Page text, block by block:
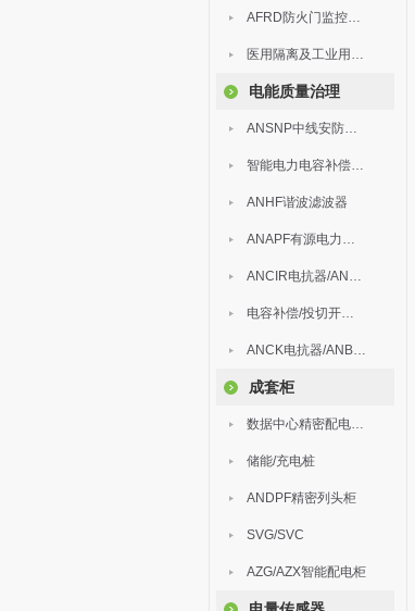
AFRD防火门监控系统
医用隔离及工业用电绝缘检测
电能质量治理
ANSNP中线安防保护器
智能电力电容补偿装置
ANHF谐波滤波器
ANAPF有源电力滤波器
ANCIR电抗器/ANHPD300谐波保护器
电容补偿/投切开关/ARC
ANCK电抗器/ANBSMJ自愈式低压并联电容器
成套柜
数据中心精密配电监控装置
储能/充电桩
ANDPF精密列头柜
SVG/SVC
AZG/AZX智能配电柜